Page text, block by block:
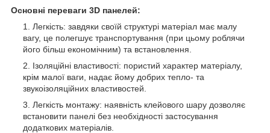
Основні переваги 3D панелей:
Легкість: завдяки своїй структурі матеріал має малу
вагу, це полегшує транспортування (при цьому роблячи
його більш економічним) та встановлення.
Ізоляційні властивості: пористий характер матеріалу,
крім малої ваги, надає йому добрих тепло- та
звукоізоляційних властивостей.
Легкість монтажу: наявність клейового шару дозволяє
встановити панелі без необхідності застосування
додаткових матеріалів.